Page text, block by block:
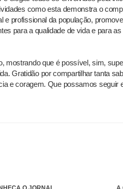
como esta demonstra o
profissional da população,
para a qualidade de vida e para
mostrando que é possível, sim,
Gratidão por compartilhar tanta
e coragem. Que possamos seguir